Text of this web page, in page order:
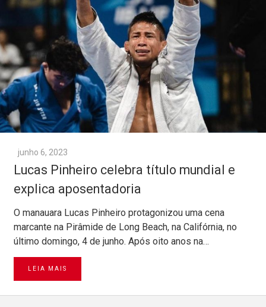
junho 6, 2023
Lucas Pinheiro celebra título mundial e
explica aposentadoria
O manauara Lucas Pinheiro protagonizou uma cena
marcante na Pirâmide de Long Beach, na Califórnia, no
último domingo, 4 de junho. Após oito anos na…
LEIA MAIS